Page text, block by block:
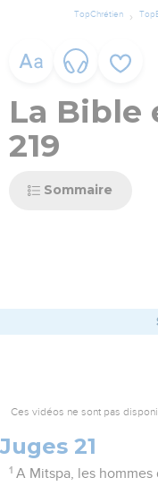
TopChrétien
La Bible
219
Sommaire
Ces vidéos ne sont pas
Juges 21
1 A Mitspa, les